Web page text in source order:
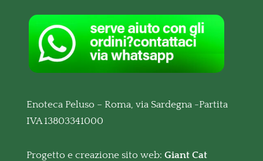
Enoteca Peluso – Roma, via Sardegna -Partita
IVA 13803341000
Progetto e creazione sito web: Giant Cat